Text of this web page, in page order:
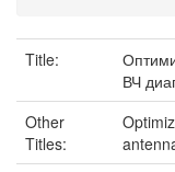
Title:
ВЧ
Other
Titles: